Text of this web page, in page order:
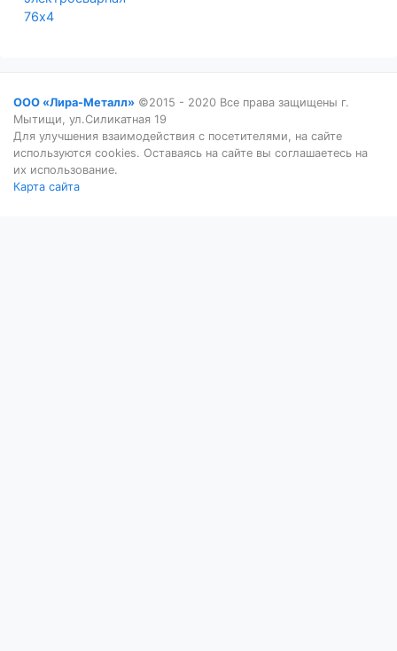
76х4
ООО «Лира-Металл» ©2015 - 2020 Все права защищены г.
Мытищи, ул.Силикатная 19
Для улучшения взаимодействия с посетителями, на сайте
используются cookies. Оставаясь на сайте вы соглашаетесь на
их использование.
Карта сайта